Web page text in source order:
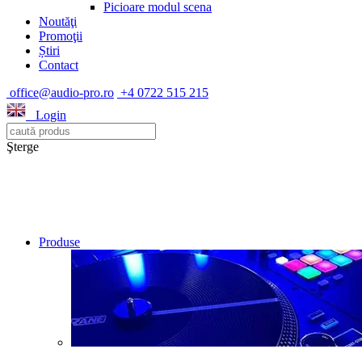
Picioare modul scena
Noutăţi
Promoţii
Știri
Contact
office@audio-pro.ro +4 0722 515 215
Login
Şterge
Produse